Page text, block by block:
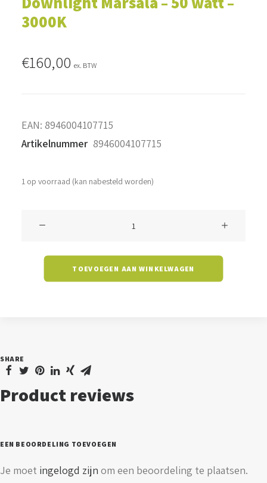
3000K
€160,00 ex. BTW
EAN: 8946004107715
Artikelnummer 8946004107715
1 op voorraad (kan nabesteld worden)
TOEVOEGEN AAN WINKELWAGEN
SHARE
Product reviews
EEN BEOORDELING TOEVOEGEN
Je moet ingelogd zijn om een beoordeling te plaatsen.